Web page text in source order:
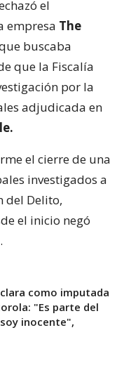
el
empresa The
buscaba
que la Fiscalía
por la
adjudicada en
el cierre de una
investigados a
del Delito,
el inicio negó
como imputada
"Es parte del
inocente",